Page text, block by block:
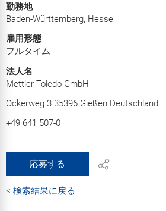
勤務地
Baden-Württemberg, Hesse
雇用形態
フルタイム
法人名
Mettler-Toledo GmbH
Ockerweg 3 35396 Gießen Deutschland
+49 641 507-0
応募する
< 検索結果に戻る